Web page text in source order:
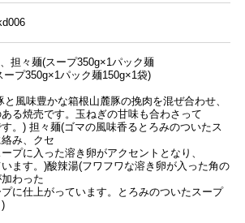
担々麺(スープ350g×1パック麺
ープ350g×1パック麺150g×1袋)
風味豊かな箱根山麓豚の挽肉を混ぜ合わせ、
る焼売です。玉ねぎの甘味も合わさって
。) 担々麺(ゴマの風味香るとろみのついたス
み、クセ
プに入った溶き卵がアクセントとなり、
ます。)酸辣湯(フワフワな溶き卵が入った角の
わった
に仕上がっています。とろみのついたスープ